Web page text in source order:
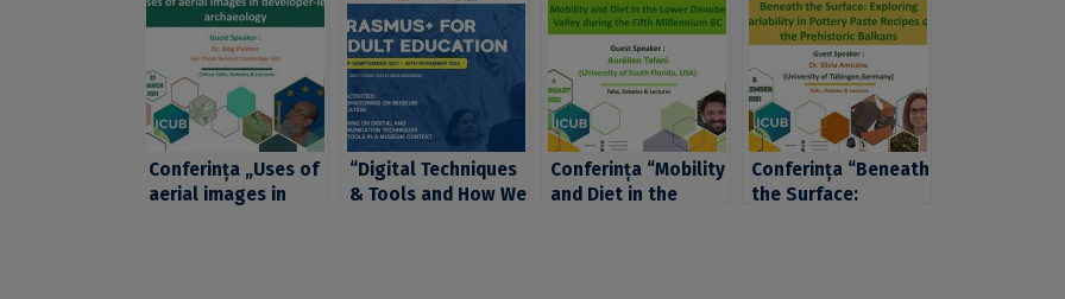
Conferința „Uses of
aerial images in
“Digital Techniques
& Tools and How We
Conferința “Mobility
and Diet in the
Conferința “Beneath
the Surface: